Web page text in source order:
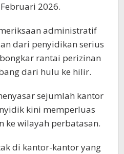
2026.
administratif
dari penyidikan serius
rantai perizinan
dari hulu ke hilir.
sejumlah kantor
kini memperluas
ke wilayah perbatasan.
di kantor-kantor yang